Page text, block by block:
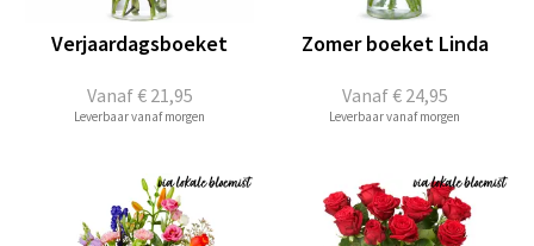
Vanaf€ 21,95
Verjaardagsboeket
Leverbaar vanaf morgen
Vanaf€ 24,95
Zomer boeket Linda
Leverbaar vanaf morgen